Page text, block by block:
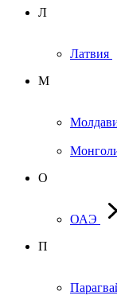
Л
Латвия
М
О
ОАЭ
П